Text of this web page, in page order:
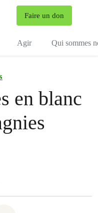
Faire un don
Agir Qui sommes
en blanc